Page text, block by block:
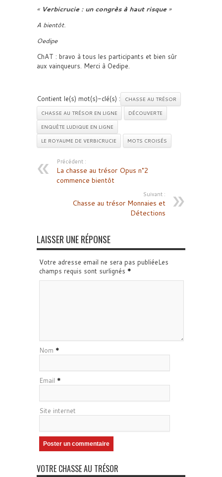
« Verbicrucie : un congrès à haut risque»
A bientôt.
Oedipe
ChAT : bravo à tous les participants et bien sûr
aux vainqueurs. Merci à Oedipe.
Contient le(s) mot(s)-clé(s) :
CHASSE AU TRÉSOR
CHASSE AU TRÉSOR EN LIGNE
DÉCOUVERTE
ENQUÊTE LUDIQUE EN LIGNE
LE ROYAUME DE VERBICRUCIE
MOTS CROISÉS
Précédent :
La chasse au trésor Opus n°2
commence bientôt
Suivant :
Chasse au trésor Monnaies et
Détections
LAISSER UNE RÉPONSE
Votre adresse email ne sera pas publiéeLes
champs requis sont surlignés *
Nom *
Email *
Site internet
VOTRE CHASSE AU TRÉSOR